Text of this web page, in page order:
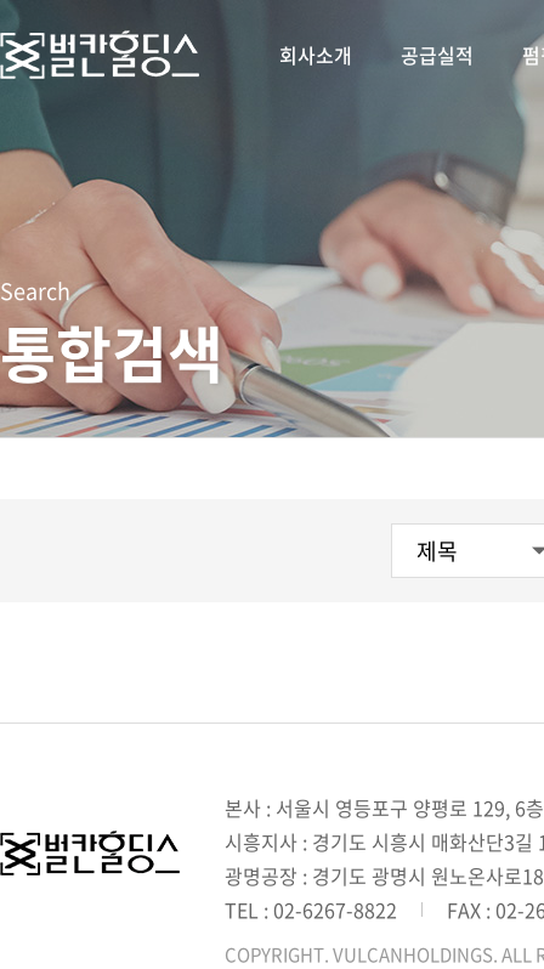
회사소개 공급실적
Search
통합검색
본사 : 서울시 영등포구 양평로 129, 6층
시흥지사 : 경기도 시흥시 매화산단3
광명공장 : 경기도 광명시 원노온사로18
TEL : 02-6267-8822
FAX : 02-
COPYRIGHT. VULCANHOLDINGS. ALL